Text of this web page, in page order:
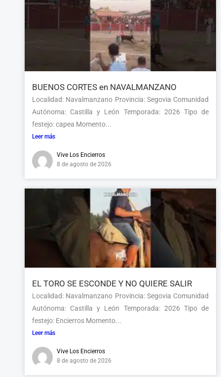
BUENOS CORTES en NAVALMANZANO
Localidad: Navalmanzano Provincia: Segovia Comunidad
Autónoma: Castilla y León Temporada: 2026 Tipo de
festejo: capea Momento...
Leer más
Vive Los Encierros
8 de agosto de 2026
EL TORO SE ESCONDE Y NO QUIERE SALIR
Localidad: Navalmanzano Provincia: Segovia Comunidad
Autónoma: Castilla y León Temporada: 2026 Tipo de
festejo: Encierros Momento...
Leer más
Vive Los Encierros
8 de agosto de 2026